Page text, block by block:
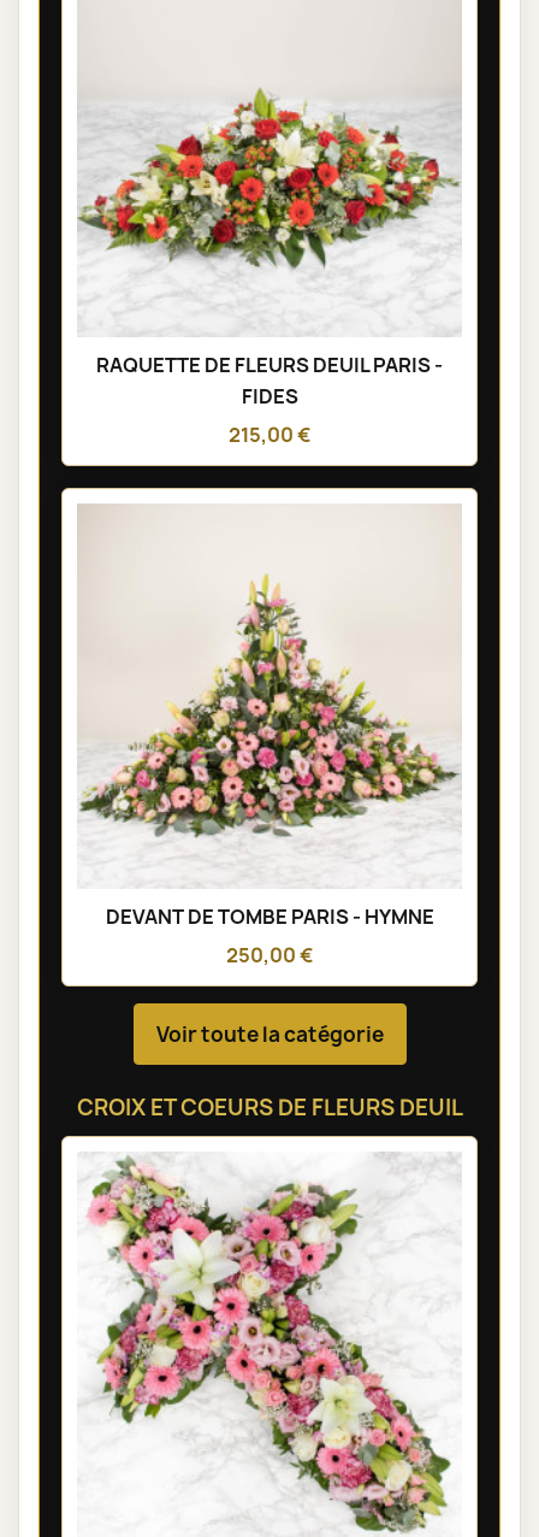
RAQUETTE DE FLEURS DEUIL PARIS -
FIDES
215,00 €
DEVANT DE TOMBE PARIS - HYMNE
250,00 €
Voir toute la catégorie
CROIX ET COEURS DE FLEURS DEUIL